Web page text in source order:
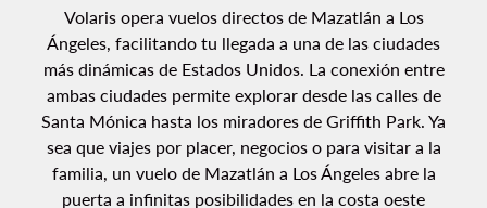
Volaris opera vuelos directos de Mazatlán a Los
Ángeles, facilitando tu llegada a una de las ciudades
más dinámicas de Estados Unidos. La conexión entre
ambas ciudades permite explorar desde las calles de
Santa Mónica hasta los miradores de Griffith Park. Ya
sea que viajes por placer, negocios o para visitar a la
familia, un vuelo de Mazatlán a Los Ángeles abre la
puerta a infinitas posibilidades en la costa oeste